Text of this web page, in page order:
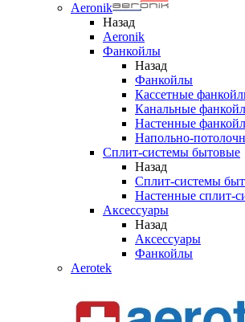
Aeronik
Назад
Aeronik
Фанкойлы
Назад
Фанкойлы
Кассетные
Канальные
Настенные
Напольно-
Сплит-системы бытовые
Назад
Сплит-системы
Настенные сплит-
Аксессуары
Назад
Аксессуары
Фанкойлы
Aerotek